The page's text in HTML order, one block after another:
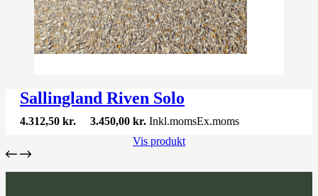
Sallingland Riven Solo
4.312,50 kr. 3.450,00 kr. Inkl.momsEx.moms
Vis produkt